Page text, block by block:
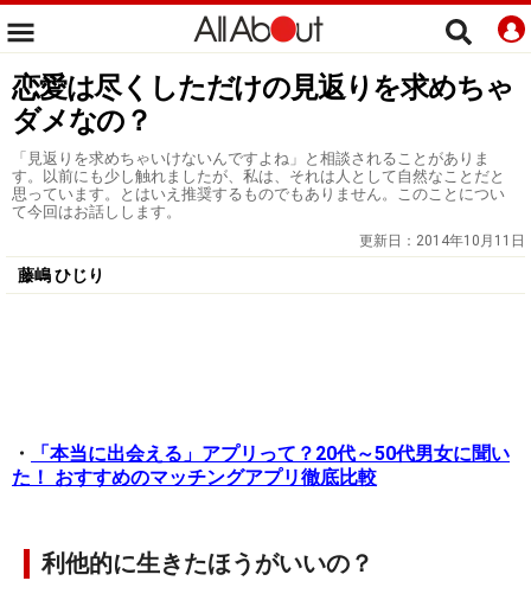
恋愛は尽くしただけの見返りを求めちゃ
ダメなの？
「見返りを求めちゃいけないんですよね」と相談されることがありま
す。以前にも少し触れましたが、私は、それは人として自然なことだと
思っています。とはいえ推奨するものでもありません。このことについ
て今回はお話しします。
更新日： 2014年10月11日
藤嶋 ひじり
・
「本当に出会える」アプリって？20代～50代男女に聞い
た！ おすすめのマッチングアプリ徹底比較
利他的に生きたほうがいいの？